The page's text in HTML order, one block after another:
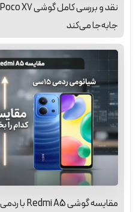
جابه‌جا می‌کند
مقایسه گوشی Redmi A5 با ردمی 15C؛ کدام را بخریم؟